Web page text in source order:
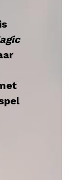
het strategische kaartspel